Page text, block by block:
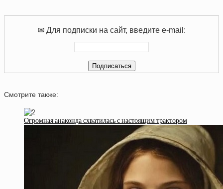
✉ Для подписки на сайт, введите e-mail:
Смотрите также:
Огромная анаконда схватилась с настоящим трактором